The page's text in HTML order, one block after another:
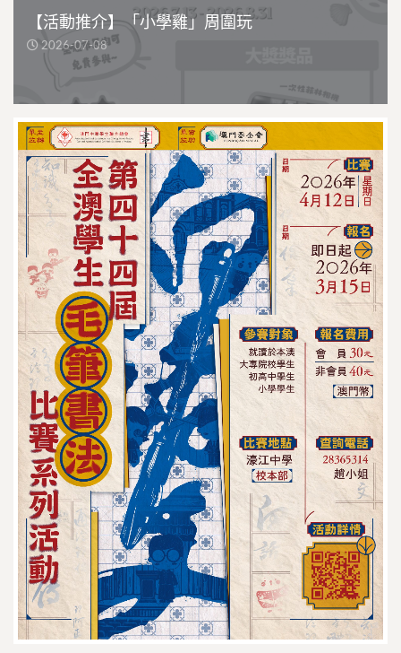
【活動推介】「小學雞」周圍玩
2026-07-08